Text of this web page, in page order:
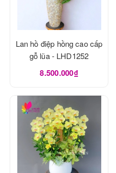
Lan hồ điệp hồng cao cấp
gỗ lũa - LHD1252
8.500.000₫